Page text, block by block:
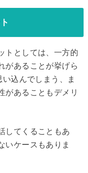
トとしては、一方的
があることが挙げら
い込んでしまう、ま
があることもデメリ
してくることもあ
いケースもありま